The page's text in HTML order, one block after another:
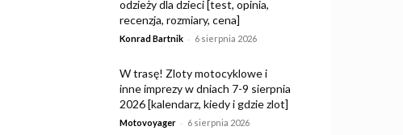
odzieży dla dzieci [test, opinia,
recenzja, rozmiary, cena]
Konrad Bartnik - 6 sierpnia 2026
W trasę! Zloty motocyklowe i
inne imprezy w dniach 7-9 sierpnia
2026 [kalendarz, kiedy i gdzie zlot]
Motovoyager - 6 sierpnia 2026